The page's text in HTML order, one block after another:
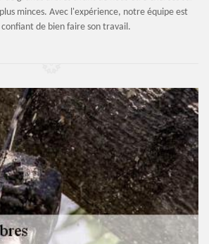
minces. Avec l'expérience, notre équipe est
de bien faire son travail.